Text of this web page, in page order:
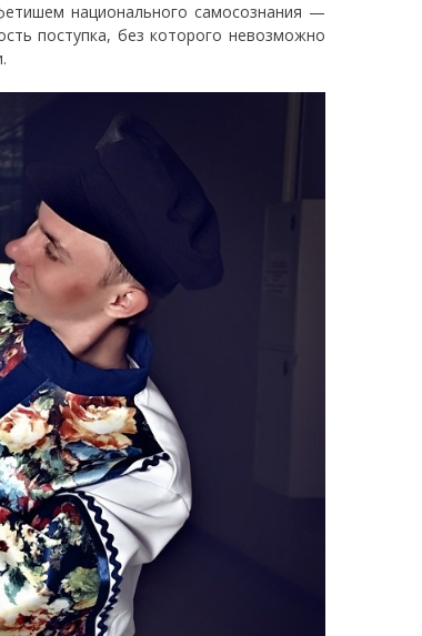
национального самосознания —
поступка, без которого невозможно